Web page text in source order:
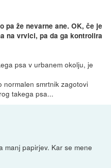
pa že nevarne ane. OK, če je
na vrvici, pa da ga kontrolira
psa v urbanem okolju, je
normalen smrtnik zagotovi
takega psa...
manj papirjev. Kar se mene